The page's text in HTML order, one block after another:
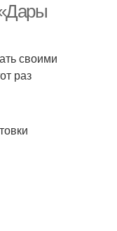
саду
своими
раз